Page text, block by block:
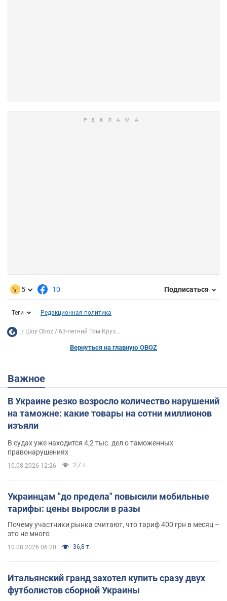
5 10 Подписаться
Теги Редакционная политика
Шоу Oboz 63-летний Том Круз...
Вернуться на главную OBOZ
Важное
В Украине резко возросло количество нарушений
на таможне: какие товары на сотни миллионов
изъяли
В судах уже находится 4,2 тыс. дел о таможенных
правонарушениях
10.08.2026 12:26 2,7 т.
Украинцам "до предела" повысили мобильные
тарифы: цены выросли в разы
Почему участники рынка считают, что тариф 400 грн в месяц –
это не много
10.08.2026 06:20 36,8 т.
Итальянский гранд захотел купить сразу двух
футболистов сборной Украины